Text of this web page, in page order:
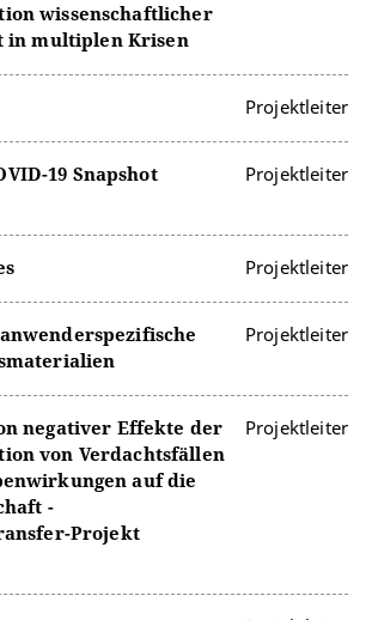
wissenschaftlicher
in multiplen Krisen
Projektleiter
19 Snapshot
Projektleiter
Projektleiter
Projektleiter
negativer Effekte der
von Verdachtsfällen
auf die
-
Projekt
Projektleiter